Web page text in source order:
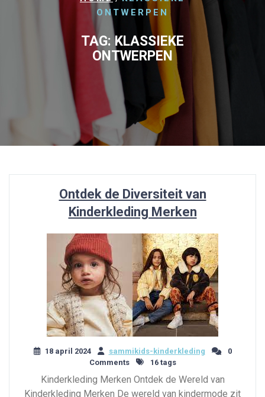
ONTWERPEN
TAG:KLASSIEKE
ONTWERPEN
Ontdek de Diversiteit van
Kinderkleding Merken
18 april 2024 sammikids-kinderkleding
0
Comments
16 tags
Kinderkleding Merken Ontdek de Wereld van
Kinderkleding Merken De wereld van kindermode zit